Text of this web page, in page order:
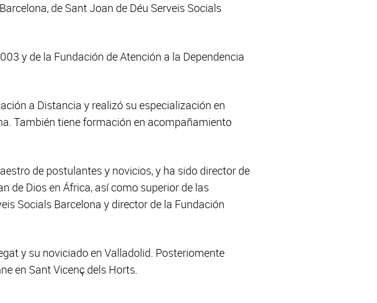
de Sant Joan de Déu Serveis Socials
y de la Fundación de Atención a la Dependencia
a Distancia y realizó su especialización en
También tiene formación en acompañamiento
de postulantes y novicios, y ha sido director de
de Dios en África, así como superior de las
Socials Barcelona y director de la Fundación
y su noviciado en Valladolid. Posteriomente
en Sant Vicenç dels Horts.